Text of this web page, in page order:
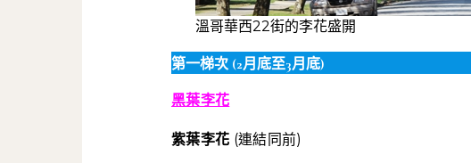
溫哥華西22街的李花盛開
第一梯次 (2月底至3月底)
黑葉李花
紫葉李花 (連結同前)